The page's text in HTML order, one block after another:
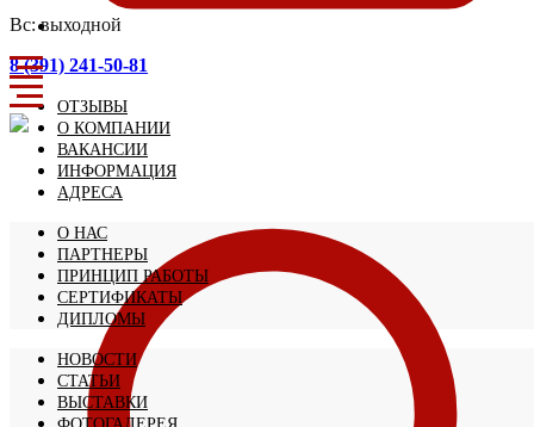
Вс: выходной
8 (391) 241-50-81
ОТЗЫВЫ
О КОМПАНИИ
ВАКАНСИИ
ИНФОРМАЦИЯ
АДРЕСА
О НАС
ПАРТНЕРЫ
ПРИНЦИП РАБОТЫ
СЕРТИФИКАТЫ
ДИПЛОМЫ
НОВОСТИ
СТАТЬИ
ВЫСТАВКИ